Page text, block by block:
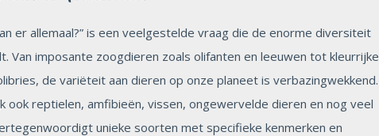
er allemaal?” is een veelgestelde vraag die de enorme diversiteit
Van imposante zoogdieren zoals olifanten en leeuwen tot kleurrijke
de variëteit aan dieren op onze planeet is verbazingwekkend.
ook reptielen, amfibieën, vissen, ongewervelde dieren en nog veel
unieke soorten met specifieke kenmerken en